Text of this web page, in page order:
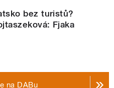
bez turistů?
Fjaka
na DABu